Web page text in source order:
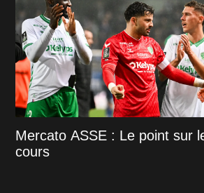
Mercato ASSE : Le point sur
cours